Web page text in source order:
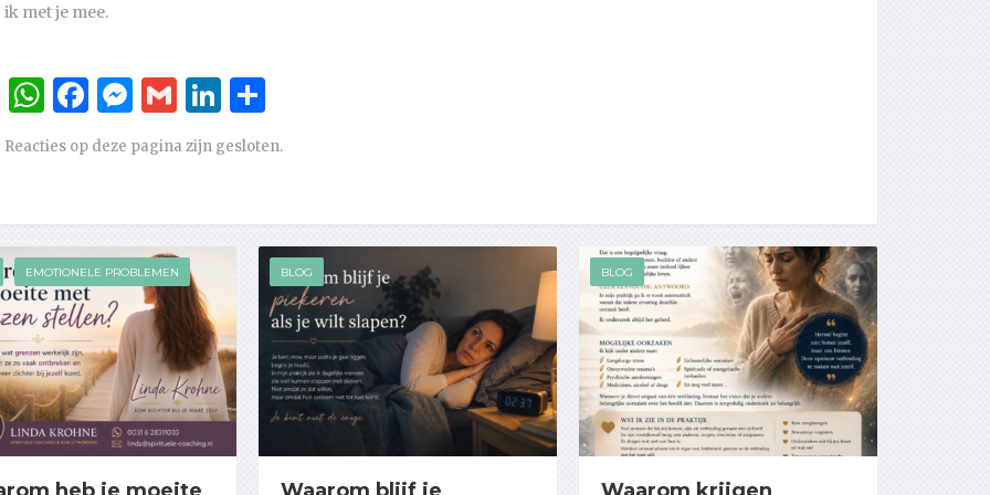
ik met je mee.
WhatsApp
Facebook
Messenger
GmailLinkedIn
Reacties op deze pagina zijn gesloten.
EMOTIONELE PROBLEMEN BLOG BLOG